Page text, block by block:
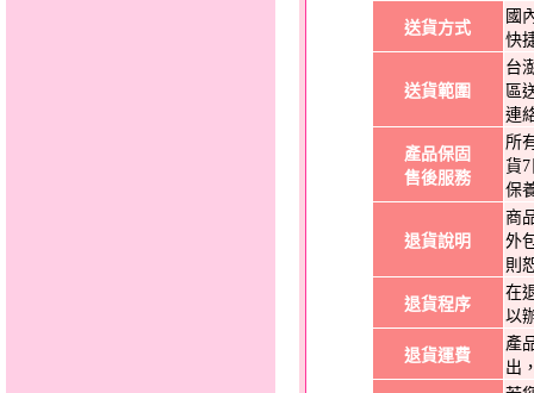
送貨方式
國
快
送貨範圍
台
區
連
產品保固
售後服務
所
貨
保
退貨說明
商
外
則
退貨程序
在
以
退貨運費
產
出